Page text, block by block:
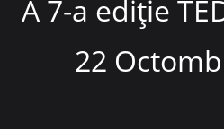
A 7-a ediție
22